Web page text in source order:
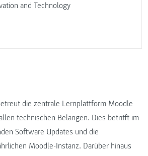
and Technology
die zentrale Lernplattform Moodle
technischen Belangen. Dies betrifft im
Software Updates und die
Moodle-Instanz. Darüber hinaus